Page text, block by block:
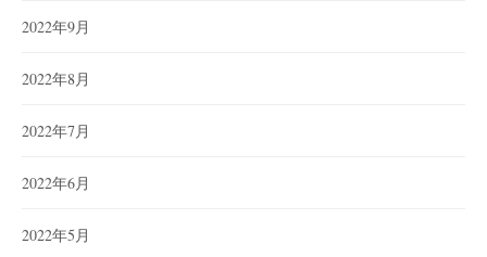
2022年9月
2022年8月
2022年7月
2022年6月
2022年5月